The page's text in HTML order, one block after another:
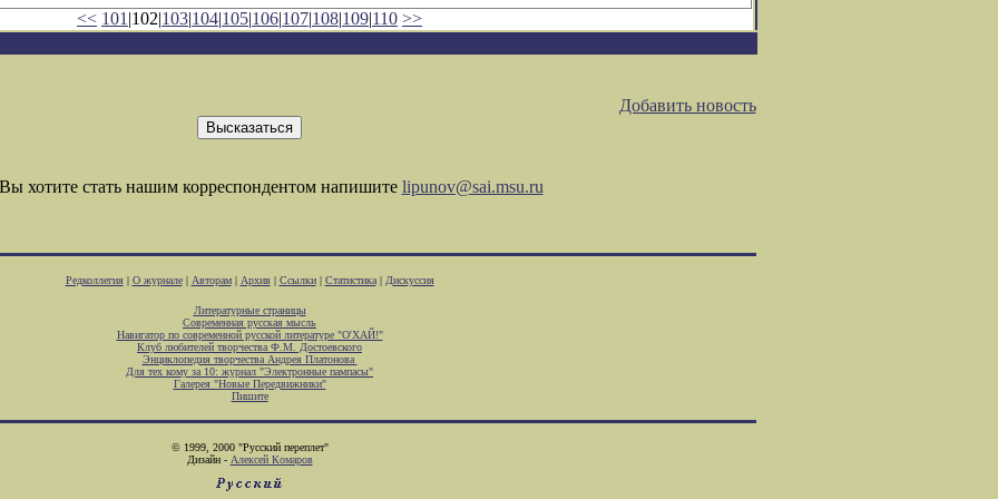
<< 101 |102|103|104|105|106|107|108|109|110 >>
Добавить новость
хотите стать нашим корреспондентом напишите lipunov@sai.msu.ru
Редколлегия| О журнале| Авторам| Архив| Ссылки| Статистика| Дискуссия
Литературные страницы
Современная русская мысль
Навигатор по современной русской литературе "О'ХАЙ!"
Клуб любителей творчества Ф.М. Достоевского
Энциклопедия творчества Андрея Платонова
Для тех кому за 10: журнал "Электронные пампасы"
Галерея "Новые Передвижники"
Пишите
© 1999, 2000 "Русский переплет"
Дизайн - Алексей Комаров